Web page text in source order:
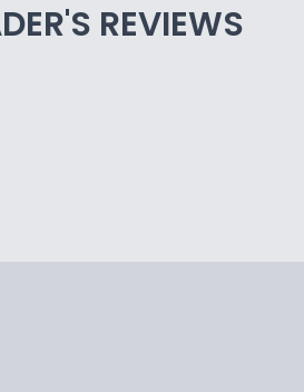
REVIEWS